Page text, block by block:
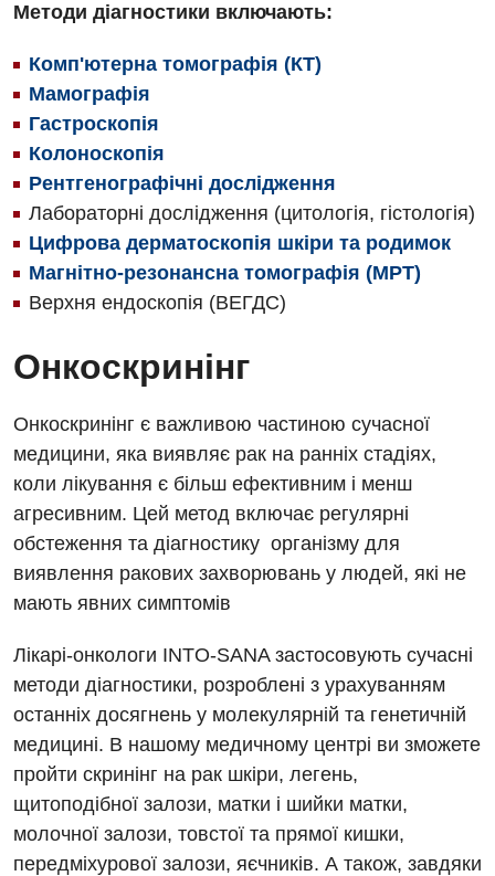
Методи діагностики включають:
Комп'ютерна томографія (КТ)
Мамографія
Гастроскопія
Колоноскопія
Рентгенографічні дослідження
Лабораторні дослідження (цитологія, гістологія)
Цифрова дерматоскопія шкіри та родимок
Магнітно-резонансна томографія (МРТ)
Верхня ендоскопія (ВЕГДС)
Онкоскринінг
Онкоскринінг є важливою частиною сучасної
медицини, яка виявляє рак на ранніх стадіях,
коли лікування є більш ефективним і менш
агресивним. Цей метод включає регулярні
обстеження та діагностику організму для
виявлення ракових захворювань у людей, які не
мають явних симптомів
Лікарі-онкологи INTO-SANA застосовують сучасні
методи діагностики, розроблені з урахуванням
останніх досягнень у молекулярній та генетичній
медицині. В нашому медичному центрі ви зможете
пройти скринінг на рак шкіри, легень,
щитоподібної залози, матки і шийки матки,
молочної залози, товстої та прямої кишки,
передміхурової залози, яєчників. А також, завдяки